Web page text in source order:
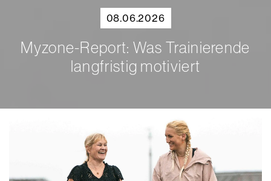
08.06.2026
Myzone-Report: Was Trainierende
langfristig motiviert